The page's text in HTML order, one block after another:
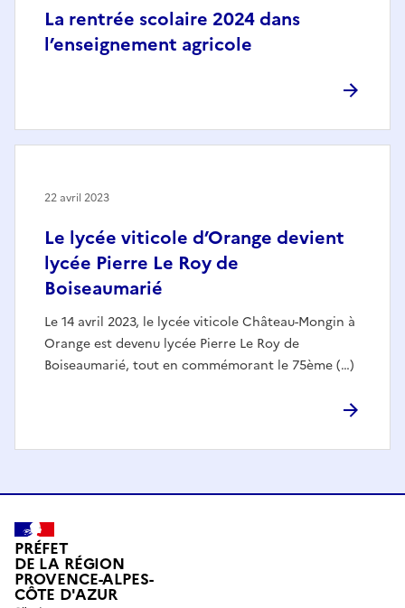
La rentrée scolaire 2024 dans
l’enseignement agricole
Le lycée viticole d’Orange devient
lycée Pierre Le Roy de
Boiseaumarié
Le 14 avril 2023, le lycée viticole Château-Mongin à
Orange est devenu lycée Pierre Le Roy de
Boiseaumarié, tout en commémorant le 75ème (…)
22 avril 2023
PRÉFET
DE LA RÉGION
PROVENCE-ALPES-
CÔTE D'AZUR